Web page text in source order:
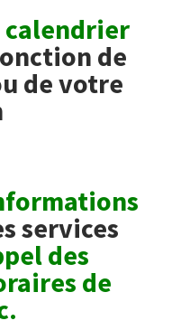
calendrier
de
de votre
services
des
de